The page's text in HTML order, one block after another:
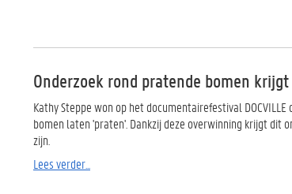
Onderzoek rond pratende bomen
Kathy Steppe won op het documentairefestival
bomen laten 'praten'. Dankzij deze overwinning krijgt dit
zijn.
Lees verder...